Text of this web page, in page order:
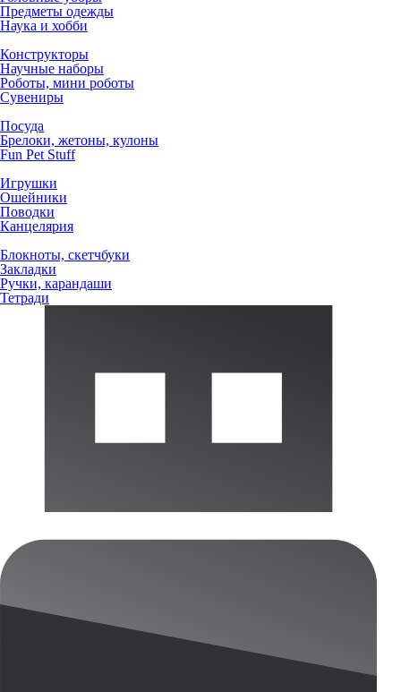
Предметы одежды
Наука и хобби
Конструкторы
Научные наборы
Роботы, мини роботы
Сувениры
Посуда
Брелоки, жетоны, кулоны
Fun Pet Stuff
Игрушки
Ошейники
Поводки
Канцелярия
Блокноты, скетчбуки
Закладки
Ручки, карандаши
Тетради